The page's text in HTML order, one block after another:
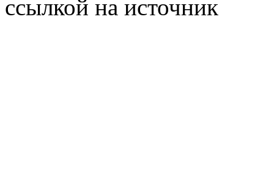
ссылкой на источник